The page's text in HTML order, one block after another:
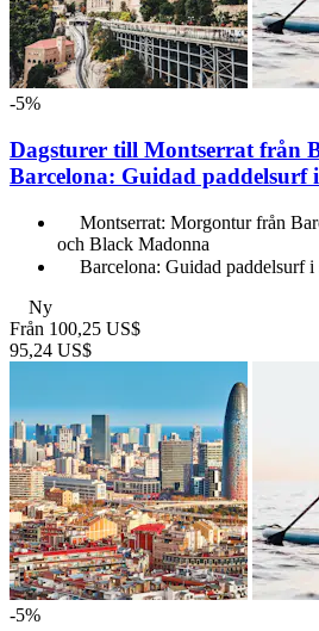
-5%
Dagsturer till Montserrat från
Barcelona: Guidad paddelsurf
Montserrat: Morgontur från
och Black Madonna
Barcelona: Guidad paddelsurf i
Ny
Från 100,25 US$
95,24 US$
-5%